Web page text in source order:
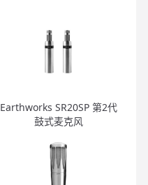
Earthworks SR20SP 第2代
鼓式麦克风